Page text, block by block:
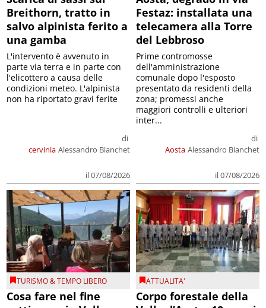
Breithorn, tratto in
salvo alpinista ferito a
una gamba
cervinia
di
Alessandro Bianchet
il 07/08/2026
L'intervento è avvenuto in
parte via terra e in parte con
l'elicottero a causa delle
condizioni meteo. L'alpinista
non ha riportato gravi ferite
Festaz: installata una
telecamera alla Torre
del Lebbroso
Aosta
di
Alessandro Bianchet
il 07/08/2026
Prime contromosse
dell'amministrazione
comunale dopo l'esposto
presentato da residenti della
zona; promessi anche
maggiori controlli e ulteriori
inter...
TURISMO & TEMPO LIBERO
Cosa fare nel fine
ATTUALITA'
Corpo forestale della